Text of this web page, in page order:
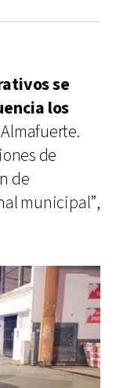
se
los
de
de
municipal”,